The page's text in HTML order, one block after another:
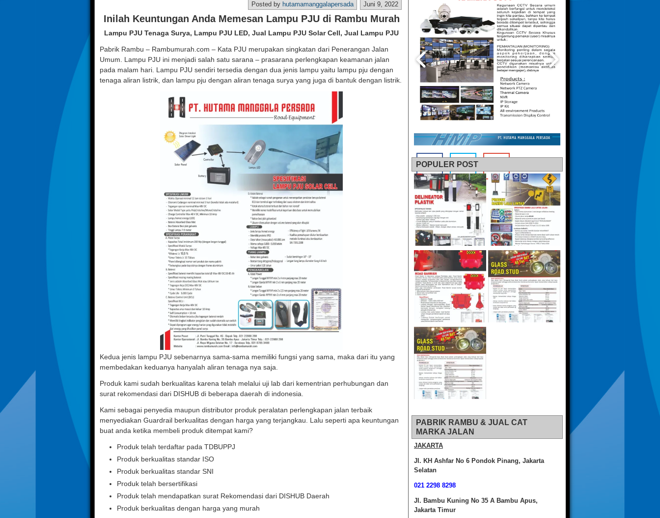
Juni 9, 2022
Posted by hutamamanggalapersada
Inilah Keuntungan Anda Memesan Lampu PJU di Rambu Murah
Lampu PJU Tenaga Surya, Lampu PJU LED, Jual Lampu PJU Solar Cell, Jual Lampu PJU
Pabrik Rambu – Rambumurah.com – Kata PJU merupakan singkatan dari Penerangan Jalan
Umum. Lampu PJU ini menjadi salah satu sarana – prasarana perlengkapan keamanan jalan
pada malam hari. Lampu PJU sendiri tersedia dengan dua jenis lampu yaitu lampu pju dengan
tenaga aliran listrik, dan lampu pju dengan aliran tenaga surya yang juga di bantuk dengan listrik.
Kedua jenis lampu PJU sebenarnya sama-sama memiliki fungsi yang sama, maka dari itu yang
membedakan keduanya hanyalah aliran tenaga nya saja.
Produk kami sudah berkualitas karena telah melalui uji lab dari kementrian perhubungan dan
surat rekomendasi dari DISHUB di beberapa daerah di indonesia.
Kami sebagai penyedia maupun distributor produk peralatan perlengkapan jalan terbaik
menyediakan Guardrail berkualitas dengan harga yang terjangkau. Lalu seperti apa keuntungan
buat anda ketika membeli produk ditempat kami?
Produk telah terdaftar pada TDBUPPJ
Produk berkualitas standar ISO
Produk berkualitas standar SNI
Produk telah bersertifikasi
Produk telah mendapatkan surat Rekomendasi dari DISHUB Daerah
Produk berkualitas dengan harga yang murah
POPULER POST
PABRIK RAMBU & JUAL CAT
MARKA JALAN
JAKARTA
Jl. KH Ashfar No 6 Pondok Pinang, Jakarta
Selatan
021 2298 8298
Jl. Bambu Kuning No 35 A Bambu Apus,
Jakarta Timur